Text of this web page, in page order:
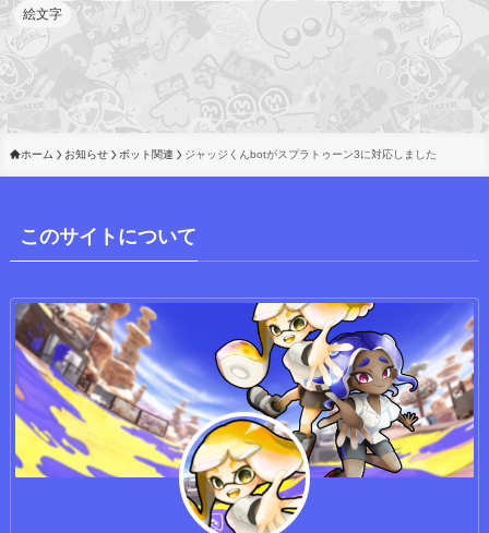
絵文字
ホーム お知らせ ボット関連 ジャッジくんbotがスプラトゥーン3に対応しました
このサイトについて